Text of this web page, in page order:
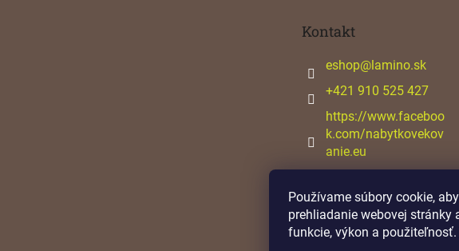
Používame súbory cookie,
prehliadanie webovej stránky
funkcie, výkon a použiteľnosť.
Kontakt
eshop@ lamino.sk
+421 910 525 427
https://www.faceboo
k.com/nabytkovekov
anie.eu